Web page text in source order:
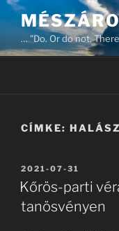
Tartalomhoz
… "Do. Or do not.
CÍMKE:
BEKÜLDVE:
2021-07-31
Kőrös-parti
tanösvényen